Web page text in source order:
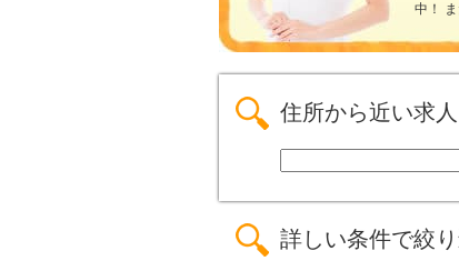
中！
住所から近い求
詳しい条件で絞